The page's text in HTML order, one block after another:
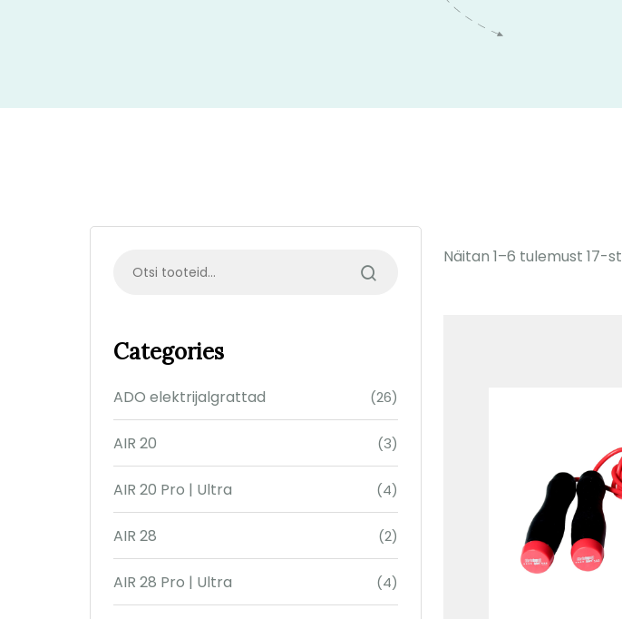
Categories
ADO elektrijalgrattad (26)
AIR 20 (3)
AIR 20 Pro | Ultra (4)
AIR 28 (2)
AIR 28 Pro | Ultra (4)
Näitan 1–6 tulemust 17-st